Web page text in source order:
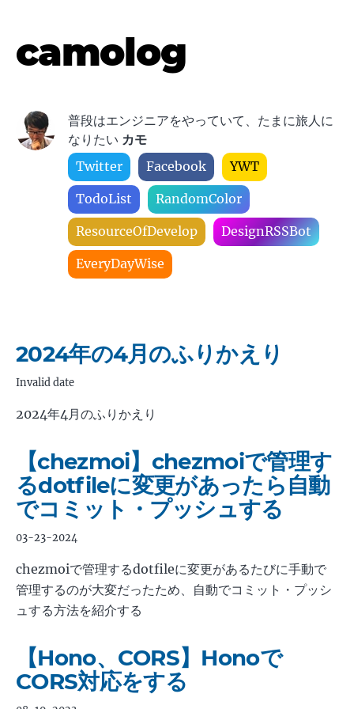
camolog
普段はエンジニアをやっていて、たまに旅人に
なりたい カモ
Twitter
Facebook YWT
TodoList RandomColor
ResourceOfDevelop DesignRSSBot
EveryDayWise
2024年の4月のふりかえり
Invalid date
2024年4月のふりかえり
【chezmoi】chezmoiで管理す
るdotfileに変更があったら自動
でコミット・プッシュする
03-23-2024
chezmoiで管理するdotfileに変更があるたびに手動で
管理するのが大変だったため、自動でコミット・プッシ
ュする方法を紹介する
【Hono、CORS】Honoで
CORS対応をする